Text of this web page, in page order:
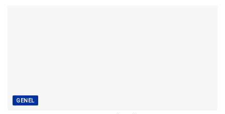
GENEL